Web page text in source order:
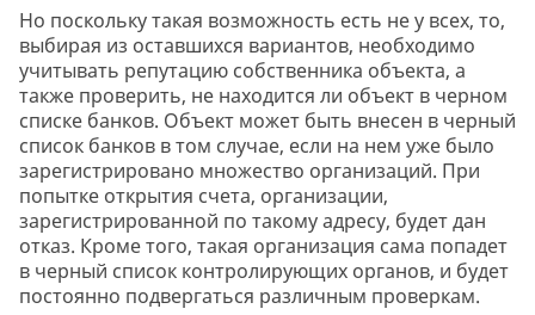
Но поскольку такая возможность есть не у всех, то,
выбирая из оставшихся вариантов, необходимо
учитывать репутацию собственника объекта, а
также проверить, не находится ли объект в черном
списке банков. Объект может быть внесен в черный
список банков в том случае, если на нем уже было
зарегистрировано множество организаций. При
попытке открытия счета, организации,
зарегистрированной по такому адресу, будет дан
отказ. Кроме того, такая организация сама попадет
в черный список контролирующих органов, и будет
постоянно подвергаться различным проверкам.